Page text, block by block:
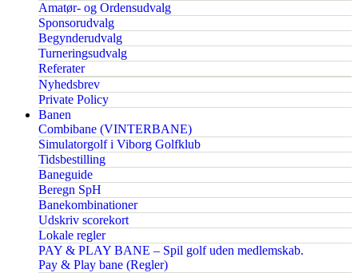
Amatør- og Ordensudvalg
Sponsorudvalg
Begynderudvalg
Turneringsudvalg
Referater
Nyhedsbrev
Private Policy
Banen
Combibane (VINTERBANE)
Simulatorgolf i Viborg Golfklub
Tidsbestilling
Baneguide
Beregn SpH
Banekombinationer
Udskriv scorekort
Lokale regler
PAY & PLAY BANE – Spil golf uden medlemskab.
Pay & Play bane (Regler)